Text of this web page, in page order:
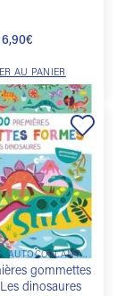
6,90€
AU PANIER
Ajouter
à la
liste de
souhaits
GOMMETTES, AUTOCOLLANTS & DÉCALCOS
gommettes
dinosaures